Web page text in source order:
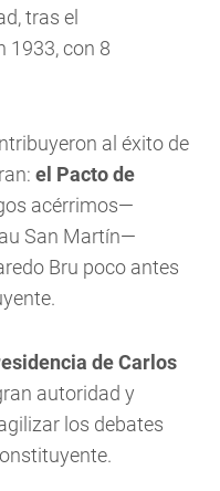
tras el
1933, con 8
al éxito de
el Pacto de
acérrimos—
San Martín—
Bru poco antes
de Carlos
autoridad y
los debates